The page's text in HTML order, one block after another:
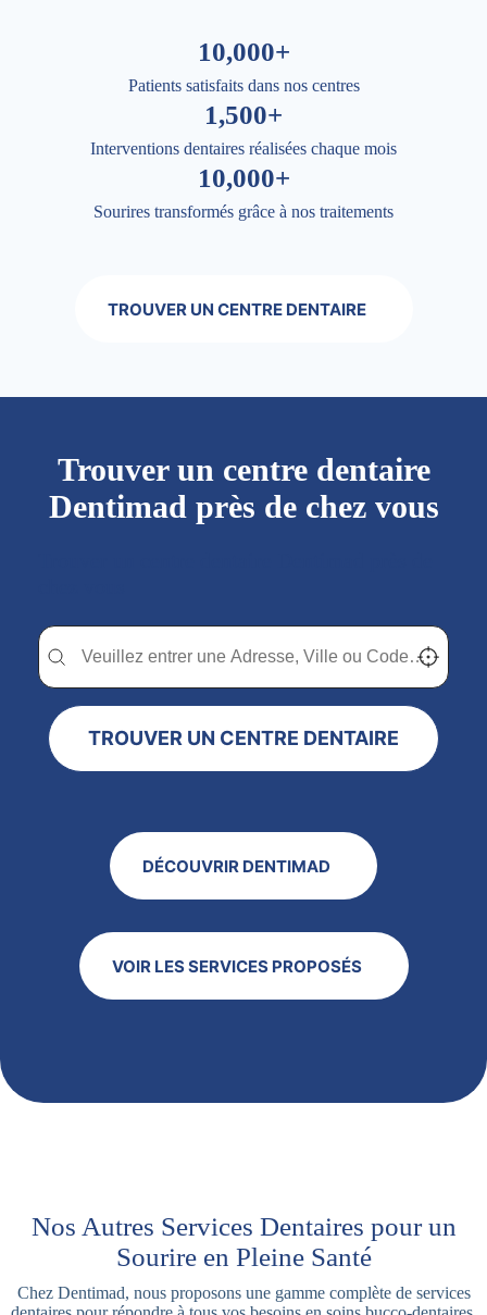
10,000+
Patients satisfaits dans nos centres
1,500+
Interventions dentaires réalisées chaque mois
10,000+
Sourires transformés grâce à nos traitements
TROUVER UN CENTRE DENTAIRE
Trouver un centre dentaire
Dentimad près de chez vous
Trouver un centre dentaire Dentimad près de
Trouver un centre dentaire Dentimad près de chez vous Localisez-
TROUVER UN CENTRE DENTAIRE
DÉCOUVRIR DENTIMAD
VOIR LES SERVICES PROPOSÉS
Nos Autres Services Dentaires pour un
Sourire en Pleine Santé
Chez Dentimad, nous proposons une gamme complète de services